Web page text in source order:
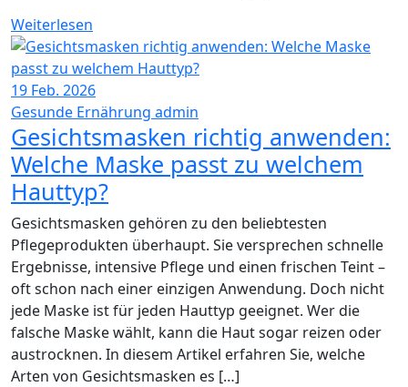
Weiterlesen
19 Feb. 2026
Gesunde Ernährung admin
Gesichtsmasken richtig anwenden:
Welche Maske passt zu welchem
Hauttyp?
Gesichtsmasken gehören zu den beliebtesten
Pflegeprodukten überhaupt. Sie versprechen schnelle
Ergebnisse, intensive Pflege und einen frischen Teint –
oft schon nach einer einzigen Anwendung. Doch nicht
jede Maske ist für jeden Hauttyp geeignet. Wer die
falsche Maske wählt, kann die Haut sogar reizen oder
austrocknen. In diesem Artikel erfahren Sie, welche
Arten von Gesichtsmasken es […]